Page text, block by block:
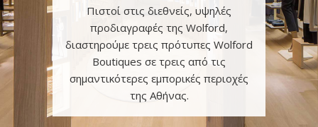
Πιστοί στις διεθνείς, υψηλές
προδιαγραφές της Wolford,
διαστηρούμε τρεις πρότυπες Wolford
Boutiques σε τρεις από τις
σημαντικότερες εμπορικές περιοχές
της Αθήνας.